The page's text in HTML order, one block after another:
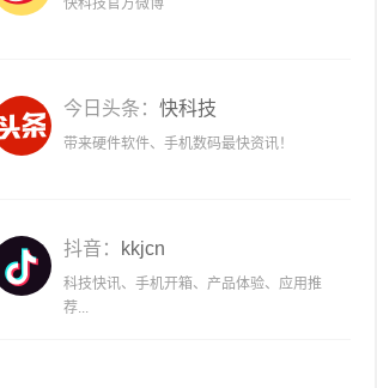
快科技官方微博
今日头条： 快科技
带来硬件软件、手机数码最快资讯！
抖音： kkjcn
科技快讯、手机开箱、产品体验、应用推
荐...